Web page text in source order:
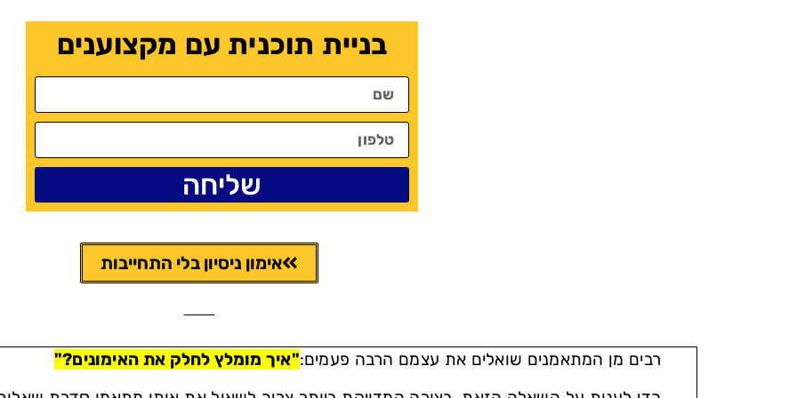
בניית תוכנית עם מקצוענים
שליחה
אימון ניסיון בלי התחייבות
רבים מן המתאמנים שואלים את עצמם הרבה פעמים:"איך מומלץ לחלק את האימונים?"